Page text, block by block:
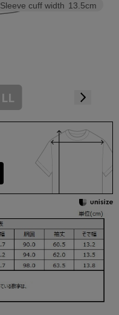
Sleeve cuff width 13.5cm
LL